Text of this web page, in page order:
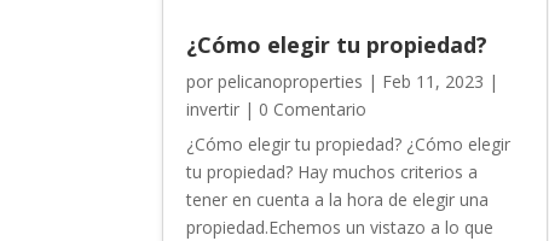
¿Cómo elegir tu propiedad?
porpelicanoproperties | Feb 11, 2023 |
invertir | 0 Comentario
¿Cómo elegir tu propiedad? ¿Cómo elegir
tu propiedad? Hay muchos criterios a
tener en cuenta a la hora de elegir una
propiedad.Echemos un vistazo a lo que